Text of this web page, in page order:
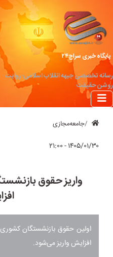
پایگاه خبری سراج۲۴
رسانه تخصصی جبهه انقلاب اسلامی؛ روایت
روشن حقیقت
جامعه‌مجازی
۱۴۰۵/۰۱/۳۰ - ۲۱:۰۰
افزایش واریز می‌شود.